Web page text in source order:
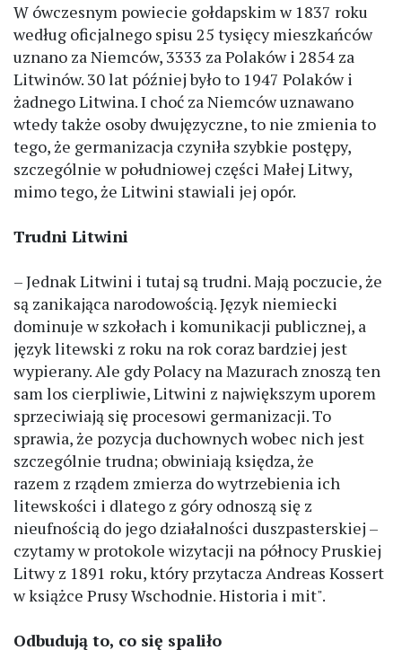
W ówczesnym powiecie gołdapskim w 1837 roku
według oficjalnego spisu 25 tysięcy mieszkańców
uznano za Niemców, 3333 za Polaków i 2854 za
Litwinów. 30 lat później było to 1947 Polaków i
żadnego Litwina. I choć za Niemców uznawano
wtedy także osoby dwujęzyczne, to nie zmienia to
tego, że germanizacja czyniła szybkie postępy,
szczególnie w południowej części Małej Litwy,
mimo tego, że Litwini stawiali jej opór.
Trudni Litwini
– Jednak Litwini i tutaj są trudni. Mają poczucie, że
są zanikająca narodowością. Język niemiecki
dominuje w szkołach i komunikacji publicznej, a
język litewski z roku na rok coraz bardziej jest
wypierany. Ale gdy Polacy na Mazurach znoszą ten
sam los cierpliwie, Litwini z największym uporem
sprzeciwiają się procesowi germanizacji. To
sprawia, że pozycja duchownych wobec nich jest
szczególnie trudna; obwiniają księdza, że
razem z rządem zmierza do wytrzebienia ich
litewskości i dlatego z góry odnoszą się z
nieufnością do jego działalności duszpasterskiej –
czytamy w protokole wizytacji na północy Pruskiej
Litwy z 1891 roku, który przytacza Andreas Kossert
w książce Prusy Wschodnie. Historia i mit".
Odbudują to, co się spaliło